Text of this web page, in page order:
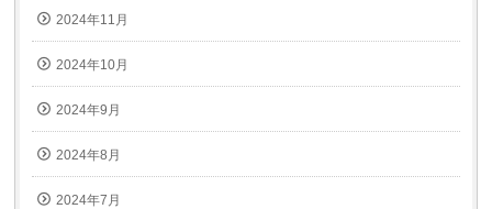
2024年11月
2024年10月
2024年9月
2024年8月
2024年7月